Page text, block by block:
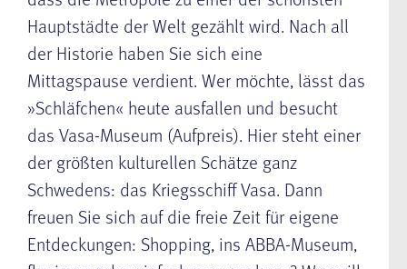
Hauptstädte der Welt gezählt wird. Nach all
der Historie haben Sie sich eine
Mittagspause verdient. Wer möchte, lässt das
»Schläfchen« heute ausfallen und besucht
das Vasa-Museum (Aufpreis). Hier steht einer
der größten kulturellen Schätze ganz
Schwedens: das Kriegsschiff Vasa. Dann
freuen Sie sich auf die freie Zeit für eigene
Entdeckungen: Shopping, ins ABBA-Museum,